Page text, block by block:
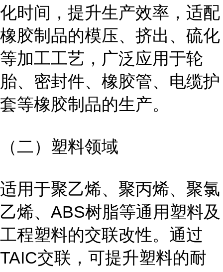
化时间，提升生产效率，适配
橡胶制品的模压、挤出、硫化
等加工工艺，广泛应用于轮
胎、密封件、橡胶管、电缆护
套等橡胶制品的生产。
（二）塑料领域
适用于聚乙烯、聚丙烯、聚氯
乙烯、ABS树脂等通用塑料及
工程塑料的交联改性。通过
TAIC交联，可提升塑料的耐